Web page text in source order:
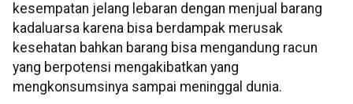
kesempatan jelang lebaran dengan menjual barang
kadaluarsa karena bisa berdampak merusak
kesehatan bahkan barang bisa mengandung racun
yang berpotensi mengakibatkan yang
mengkonsumsinya sampai meninggal dunia.